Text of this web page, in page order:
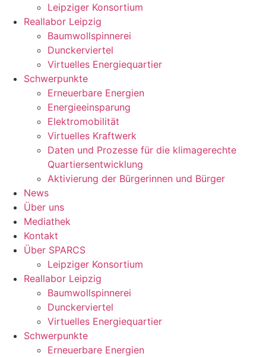
Leipziger Konsortium
Reallabor Leipzig
Baumwollspinnerei
Dunckerviertel
Virtuelles Energiequartier
Schwerpunkte
Erneuerbare Energien
Energieeinsparung
Elektromobilität
Virtuelles Kraftwerk
Daten und Prozesse für die klimagerechte
Quartiersentwicklung
Aktivierung der Bürgerinnen und Bürger
News
Über uns
Mediathek
Kontakt
Über SPARCS
Leipziger Konsortium
Reallabor Leipzig
Baumwollspinnerei
Dunckerviertel
Virtuelles Energiequartier
Schwerpunkte
Erneuerbare Energien